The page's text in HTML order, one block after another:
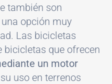
también son
opción muy
Las bicicletas
bicicletas que ofrecen
un motor
uso en terrenos